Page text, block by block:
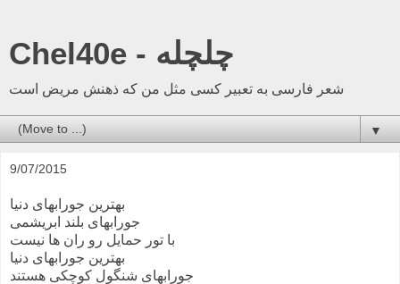
Chel40e - چلچله
شعر فارسی به تعبیر کسی مثل من که ذهنش مریض است
▼
9/07/2015
بهترین جورابهای دنیا
جورابهای بلند ابریشمی
با تور حمایل رو ران ها نیست
بهترین جورابهای دنیا
جورابهای شنگول کوچکی هستند